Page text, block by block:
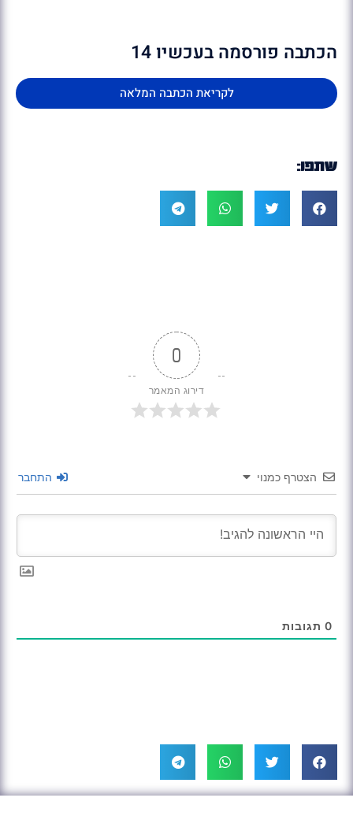
הכתבה פורסמה בעכשיו 14
לקריאת הכתבה המלאה
שתפו:
0
דירוג המאמר
הצטרף כמנוי התחבר
0 תגובות